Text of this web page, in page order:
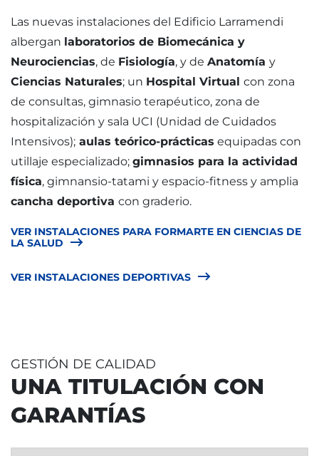
Las nuevas instalaciones del Edificio Larramendi
albergan laboratorios de Biomecánica y
Neurociencias, de Fisiología, y de Anatomía y
Ciencias Naturales; un Hospital Virtual con zona
de consultas, gimnasio terapéutico, zona de
hospitalización y sala UCI (Unidad de Cuidados
Intensivos); aulas teórico-prácticas equipadas con
utillaje especializado; gimnasios para la actividad
física, gimnansio-tatami y espacio-fitness y amplia
cancha deportiva con graderio.
VER INSTALACIONES PARA FORMARTE EN CIENCIAS DE
LA SALUD
VER INSTALACIONES DEPORTIVAS
GESTIÓN DE CALIDAD
UNA TITULACIÓN CON
GARANTÍAS